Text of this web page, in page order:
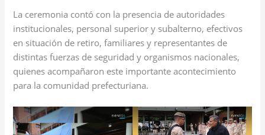
La ceremonia contó con la presencia de autoridades
institucionales, personal superior y subalterno, efectivos
en situación de retiro, familiares y representantes de
distintas fuerzas de seguridad y organismos nacionales,
quienes acompañaron este importante acontecimiento
para la comunidad prefecturiana.